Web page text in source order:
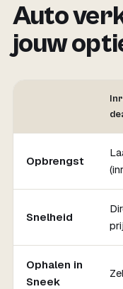
Auto
jouw
Opbrengst
Snelheid
Ophalen in
Sneek